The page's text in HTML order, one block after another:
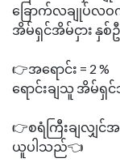
ခြောက်လချုပ်လဝ
အိမ်ရှင်အိမ်ငှား နှစ်
👉အရောင်း = 2 %
ရောင်းချသူ အိမ်
👉စရံကြီးချလျှ
ယူပါသည်👈